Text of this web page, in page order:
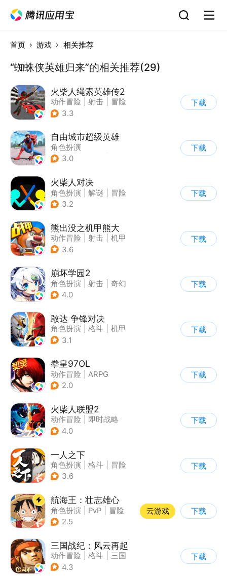
首页 游戏 相关推荐
“蜘蛛侠英雄归来”的相关推荐(29)
火柴人绳索英雄传2
动作冒险 射击
冒险
| 开放世界
3.3
下载
自由城市超级英雄
角色扮演
| 第三人称射击
3.0
下载
火柴人对决
角色扮演 解谜
冒险
| 挑战破纪录
3.2
下载
熊出没之机甲熊大
动作冒险 射击
机甲
| 熊出没
3.6
下载
崩坏学园2
角色扮演 射击
奇幻
| 崩坏
4.0
下载
敢达 争锋对决
角色扮演 格斗
机甲
| 敢达
3.1
下载
拳皇97OL
动作冒险
ARPG
| 街机
2.0
下载
火柴人联盟2
动作冒险
即时战略
| 冒险
4.0
下载
一人之下
角色扮演 格斗
冒险
| 一人之下
3.6
下载
航海王：壮志雄心
角色扮演 PvP
冒险
| 航海
2.5
云游戏 下载
三国战纪：风云再起
动作冒险 格斗
三国
| 横版过关
4.3
下载